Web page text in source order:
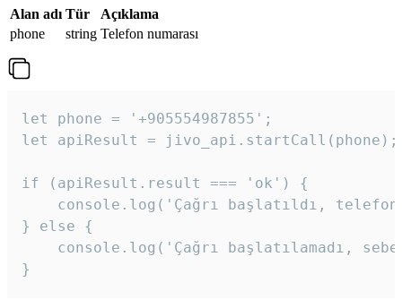
Alan adı Tür
Açıklama
phone
string Telefon numarası
let phone = '+905554987855';
let apiResult = jivo_api.startCall(phone);
if (apiResult.result === 'ok') {
console.log('Çağrı başlatıldı,
} else {
console.log('Çağrı başlatılamadı,
}